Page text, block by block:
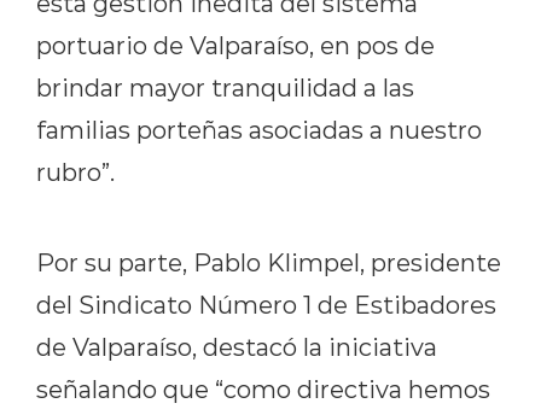
portuario de Valparaíso, en pos de
brindar mayor tranquilidad a las
familias porteñas asociadas a nuestro
rubro”.
Por su parte, Pablo Klimpel, presidente
del Sindicato Número 1 de Estibadores
de Valparaíso, destacó la iniciativa
señalando que “como directiva hemos